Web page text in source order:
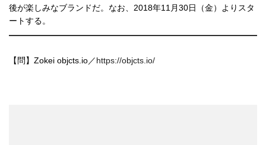
後が楽しみなブランドだ。なお、2018年11月30日（金）よりスタ
ートする。
【問】Zokei objcts.io／https://objcts.io/